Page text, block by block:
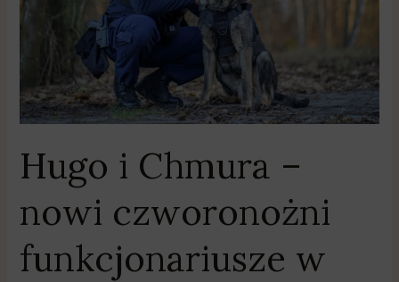
Hugo i Chmura –
nowi czworonożni
funkcjonariusze w
czworonożni
funkcjonariusze